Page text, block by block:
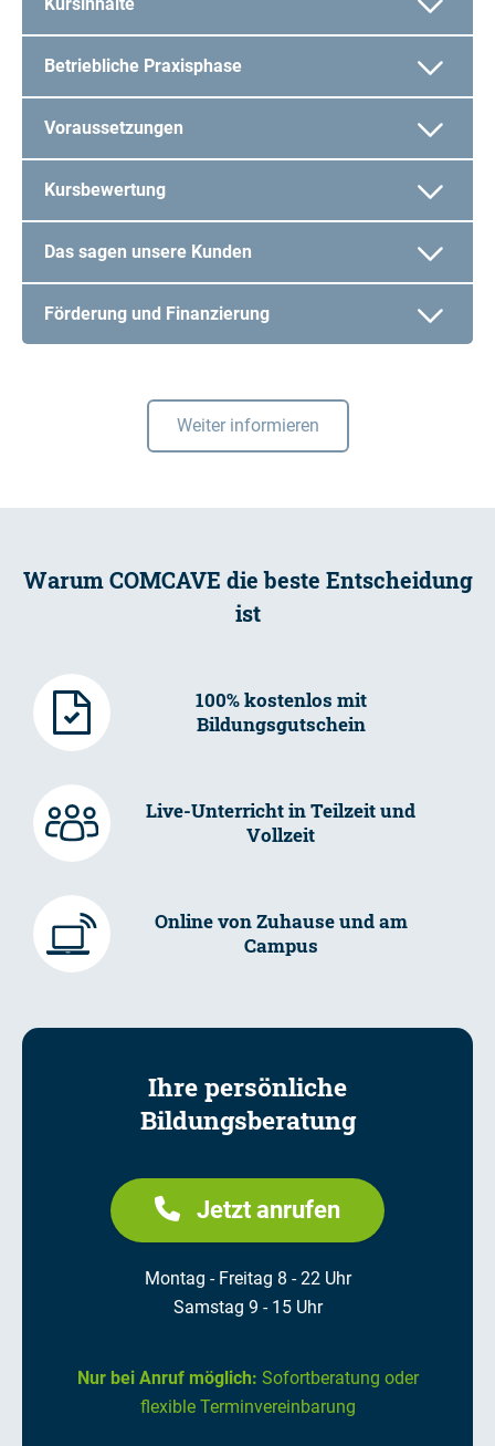
Betriebliche Praxisphase
Voraussetzungen
Kursbewertung
Das sagen unsere Kunden
Förderung und Finanzierung
Weiter informieren
Warum COMCAVE die beste Entscheidung
ist
100% kostenlos mit
Bildungsgutschein
Live-Unterricht in Teilzeit und
Vollzeit
Online von Zuhause und am
Campus
Ihre persönliche
Bildungsberatung
Jetzt anrufen
Montag - Freitag 8 - 22 Uhr
Samstag 9 - 15 Uhr
Nur bei Anruf möglich: Sofortberatung oder
flexible Terminvereinbarung